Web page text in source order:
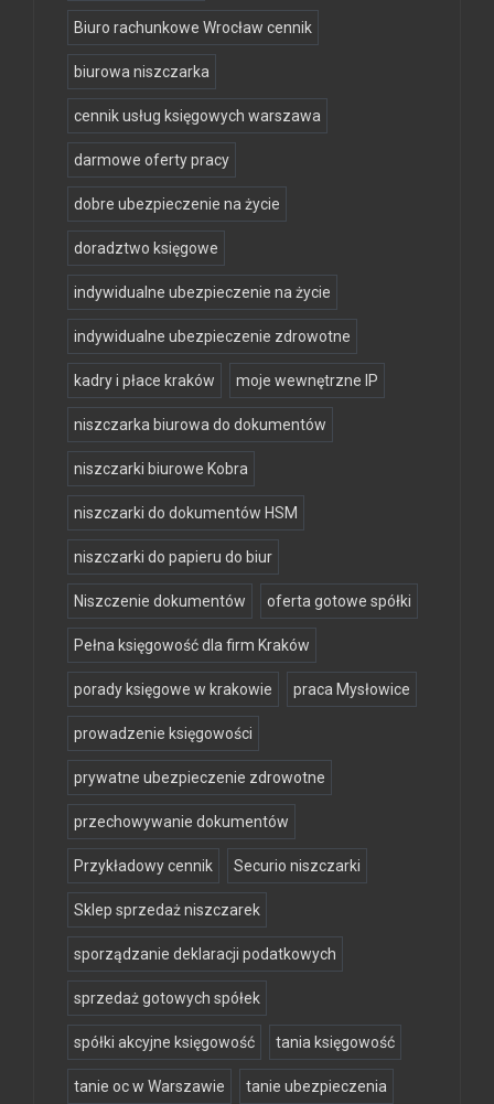
Biuro rachunkowe Wrocław cennik
biurowa niszczarka
cennik usług księgowych warszawa
darmowe oferty pracy
dobre ubezpieczenie na życie
doradztwo księgowe
indywidualne ubezpieczenie na życie
indywidualne ubezpieczenie zdrowotne
kadry i płace kraków moje wewnętrzne IP
niszczarka biurowa do dokumentów
niszczarki biurowe Kobra
niszczarki do dokumentów HSM
niszczarki do papieru do biur
Niszczenie dokumentów oferta gotowe spółki
Pełna księgowość dla firm Kraków
porady księgowe w krakowie praca Mysłowice
prowadzenie księgowości
prywatne ubezpieczenie zdrowotne
przechowywanie dokumentów
Przykładowy cennik Securio niszczarki
Sklep sprzedaż niszczarek
sporządzanie deklaracji podatkowych
sprzedaż gotowych spółek
spółki akcyjne księgowość tania księgowość
tanie oc w Warszawie tanie ubezpieczenia